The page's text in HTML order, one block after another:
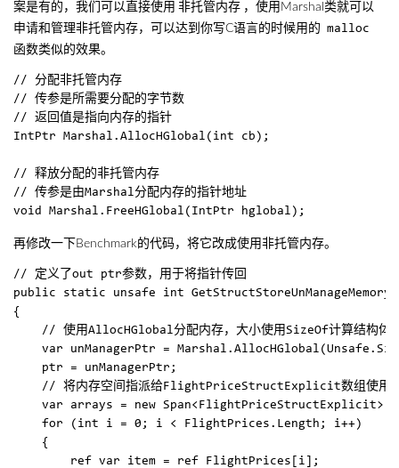
案是有的，我们可以直接使用 非托管内存 ，使用 Marshal 类就可以
申请和管理非托管内存，可以达到你写C语言的时候用的 malloc
函数类似的效果。
// 分配非托管内存
// 传参是所需要分配的字节数
// 返回值是指向内存的指针
IntPtr Marshal.AllocHGlobal(int cb);
// 释放分配的非托管内存
// 传参是由Marshal分配内存的指针地址
再修改一下Benchmark的代码，将它改成使用非托管内存。
// 定义了out ptr参数，用于将指针传回
public static unsafe int
{
// 使用AllocHGlobal分配内存，大小使用SizeOf计算结构体
var unManagerPtr =
    ptr = unManagerPtr;
    // 将内存空间指派给FlightPriceStructExplicit数组使用
var arrays = new
    for (int i = 0; i < FlightPrices.Length; i++)
    {
        ref var item = ref FlightPrices[i];